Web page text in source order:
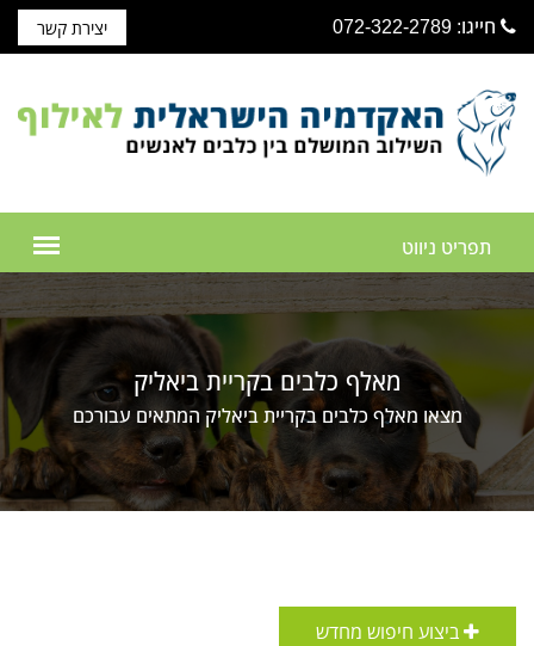
חייגו: 072-322-2789 יצירת קשר
מאלף כלבים בקריית ביאליק
מצאו מאלף כלבים בקריית ביאליק המתאים עבורכם
ביצוע חיפוש מחדש